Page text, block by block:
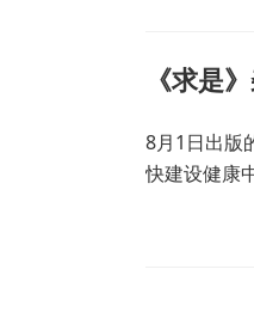
《求是
8月1日出版
快建设健康